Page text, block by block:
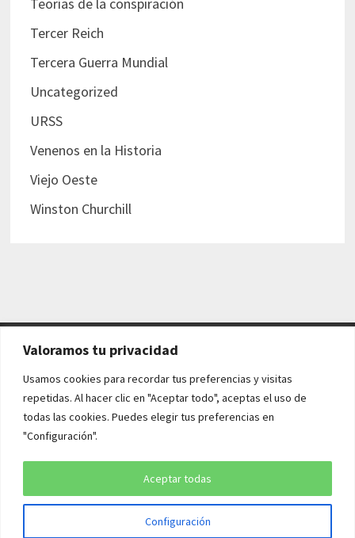
Valoramos tu privacidad
Usamos cookies para recordar tus preferencias y visitas
repetidas. Al hacer clic en "Aceptar todo", aceptas el uso de
todas las cookies. Puedes elegir tus preferencias en
"Configuración".
Configuración
Aceptar todas
Tercer Reich
Tercera Guerra Mundial
Uncategorized
URSS
Venenos en la Historia
Viejo Oeste
Winston Churchill
AVISO LEGAL Y POLÍTICAS
Aviso legal
Política de cookies